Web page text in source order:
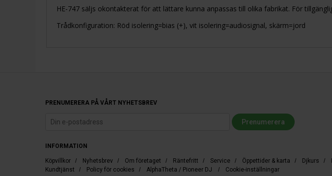
HE-747 säljs okontakterat för att lättare kunna anpassas till olika fabrikat. För
Trådkonfiguration: Röd isolering=bias (+), vit isolering=audiosignal, skärm=jord
PRENUMERERA PÅ VÅRT NYHETSBREV
INFORMATION
Köpvillkor / Nyhetsbrev / Om företaget / Räntefritt / Service / Öppettider & karta / Djkurs /
Kundtjänst / Policy för cookies / AlphaTheta / Pioneer DJ / Cookie-inställningar